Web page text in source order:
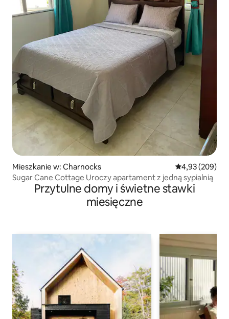
Mieszkanie w: Charnocks Średnia
4,93 (209)
Sugar Cane Cottage Uroczy apartament z jedną sypialnią
Przytulne domy i świetne stawki
miesięczne